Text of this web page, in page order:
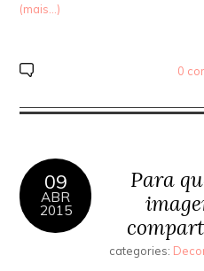
(mais…)
0
09
ABR
2015
Para
categories: